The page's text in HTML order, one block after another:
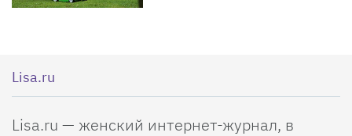
Lisa.ru
Lisa.ru — женский интернет-журнал, в